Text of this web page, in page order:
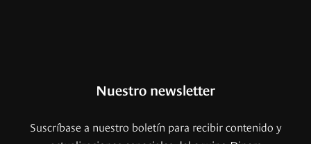
Nuestro newsletter
Suscríbase a nuestro boletín para recibir contenido y